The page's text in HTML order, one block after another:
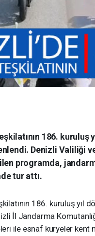
186. kuruluş
Denizli Valiliği
programda,
tur attı.
186. kuruluş yıl
İl Jandarma
ile esnaf kuryeler kent